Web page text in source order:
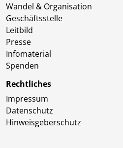
Wandel & Organisation
Geschäftsstelle
Leitbild
Presse
Infomaterial
Spenden
Rechtliches
Impressum
Datenschutz
Hinweisgeberschutz